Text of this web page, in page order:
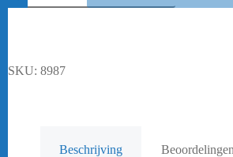
Soft
SKU: 8987
Beschrijving